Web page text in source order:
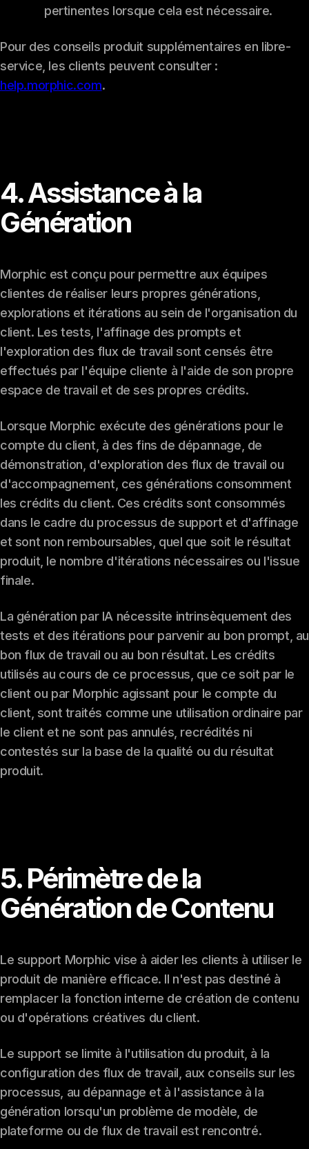
pertinentes lorsque cela est nécessaire.
Pour des conseils produit supplémentaires en libre-
service, les clients peuvent consulter :
help.morphic.com.
4. Assistance à la
Génération
Morphic est conçu pour permettre aux équipes
clientes de réaliser leurs propres générations,
explorations et itérations au sein de l'organisation du
client. Les tests, l'affinage des prompts et
l'exploration des flux de travail sont censés être
effectués par l'équipe cliente à l'aide de son propre
espace de travail et de ses propres crédits.
Lorsque Morphic exécute des générations pour le
compte du client, à des fins de dépannage, de
démonstration, d'exploration des flux de travail ou
d'accompagnement, ces générations consomment
les crédits du client. Ces crédits sont consommés
dans le cadre du processus de support et d'affinage
et sont non remboursables, quel que soit le résultat
produit, le nombre d'itérations nécessaires ou l'issue
finale.
La génération par IA nécessite intrinsèquement des
tests et des itérations pour parvenir au bon prompt, au
bon flux de travail ou au bon résultat. Les crédits
utilisés au cours de ce processus, que ce soit par le
client ou par Morphic agissant pour le compte du
client, sont traités comme une utilisation ordinaire par
le client et ne sont pas annulés, recrédités ni
contestés sur la base de la qualité ou du résultat
produit.
5. Périmètre de la
Génération de Contenu
Le support Morphic vise à aider les clients à utiliser le
produit de manière efficace. Il n'est pas destiné à
remplacer la fonction interne de création de contenu
ou d'opérations créatives du client.
Le support se limite à l'utilisation du produit, à la
configuration des flux de travail, aux conseils sur les
processus, au dépannage et à l'assistance à la
génération lorsqu'un problème de modèle, de
plateforme ou de flux de travail est rencontré.